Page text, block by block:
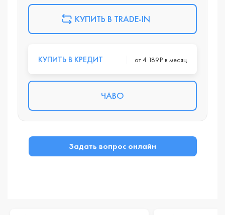
КУПИТЬ В TRADE-IN
КУПИТЬ В КРЕДИТ от 4 189₽ в месяц
ЧАВО
Задать вопрос онлайн